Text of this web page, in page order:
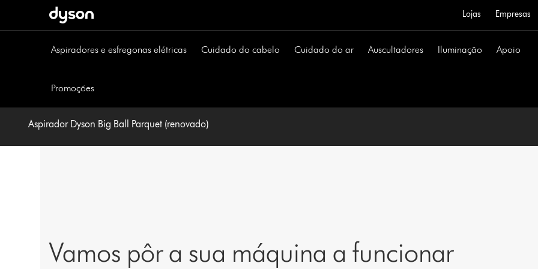
Lojas Empresas
Aspiradores e esfregonas elétricas Cuidado do cabelo Cuidado do ar Auscultadores Iluminação Apoio
Promoções
Aspirador Dyson Big Ball Parquet (renovado)
Vamos pôr a sua máquina a funcionar